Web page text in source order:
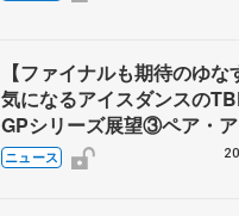
【ファイナルも期待のゆ
気になるアイスダンスの
GPシリーズ展望③ペア・
ダンス編】 ポッドキャス
を配信
ニュース